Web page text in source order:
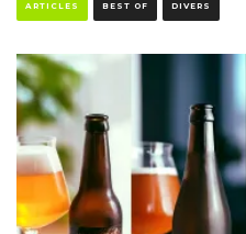
ARTICLES BEST OF DIVERS